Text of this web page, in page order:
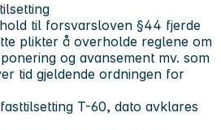
til forsvarsloven §44 fjerde
plikter å overholde reglene om
og avansement mv. som
tid gjeldende ordningen for
T-60, dato avklares